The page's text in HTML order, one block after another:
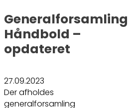
Generalforsamling
Håndbold –
opdateret
27.09.2023
Der afholdes
generalforsamling